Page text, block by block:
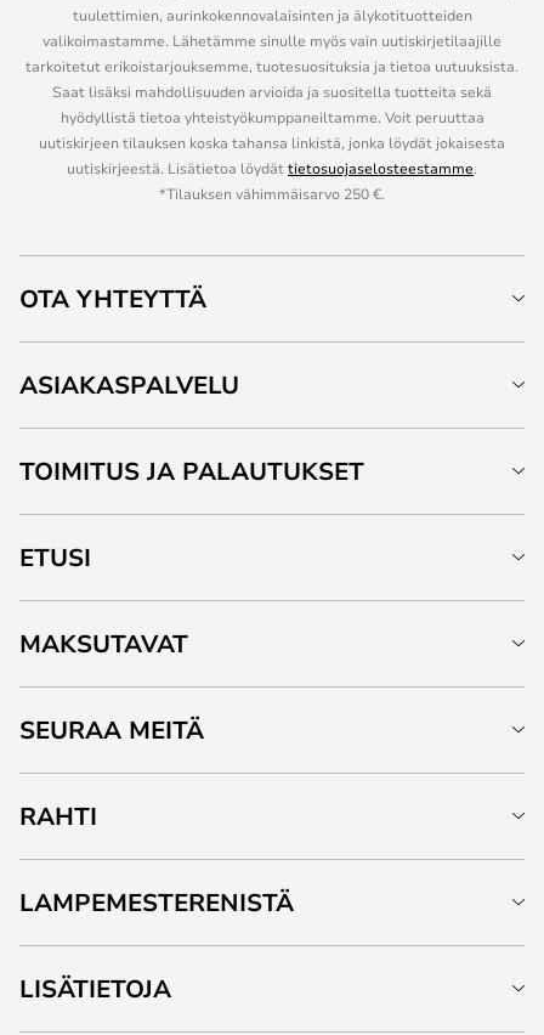
tuulettimien, aurinkokennovalaisinten ja älykotituotteiden
valikoimastamme. Lähetämme sinulle myös vain uutiskirjetilaajille
tarkoitetut erikoistarjouksemme, tuotesuosituksia ja tietoa uutuuksista.
Saat lisäksi mahdollisuuden arvioida ja suositella tuotteita sekä
hyödyllistä tietoa yhteistyökumppaneiltamme. Voit peruuttaa
uutiskirjeen tilauksen koska tahansa linkistä, jonka löydät jokaisesta
uutiskirjeestä. Lisätietoa löydättietosuojaselosteestamme.
*Tilauksen vähimmäisarvo 250 €.
OTA YHTEYTTÄ
ASIAKASPALVELU
TOIMITUS JA PALAUTUKSET
ETUSI
MAKSUTAVAT
SEURAA MEITÄ
RAHTI
LAMPEMESTERENISTÄ
LISÄTIETOJA